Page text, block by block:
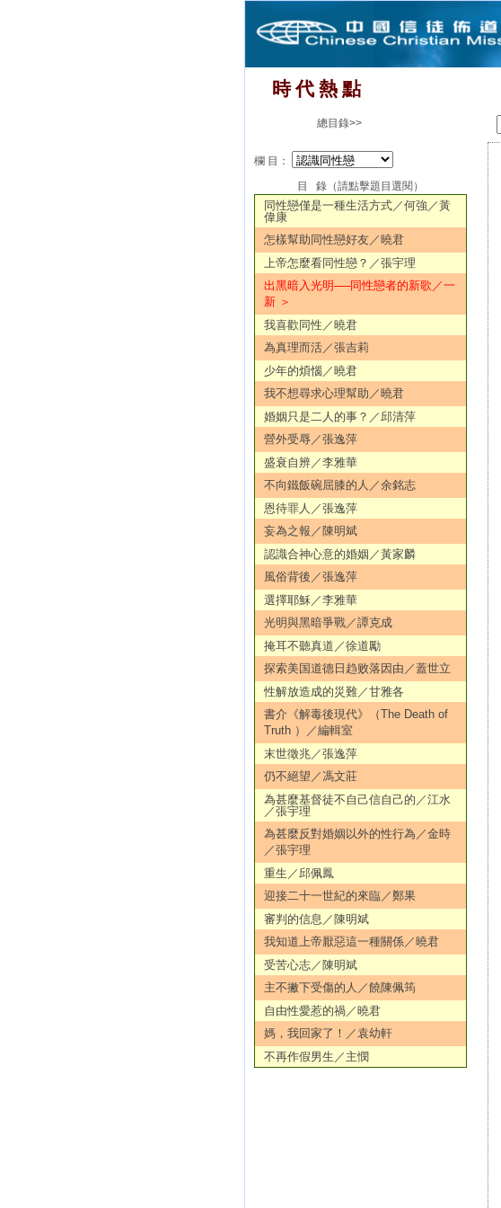
時 代 熱 點
總目錄>>
欄 目：
目 錄（請點擊題目選閱）
同性戀僅是一種生活方式／何強／黃
偉康
怎樣幫助同性戀好友／曉君
上帝怎麼看同性戀？／張宇理
出黑暗入光明──同性戀者的新歌／一
新 ＞
我喜歡同性／曉君
為真理而活／張吉莉
少年的煩惱／曉君
我不想尋求心理幫助／曉君
婚姻只是二人的事？／邱清萍
營外受辱／張逸萍
盛衰自辨／李雅華
不向鐵飯碗屈膝的人／余銘志
恩待罪人／張逸萍
妄為之報／陳明斌
認識合神心意的婚姻／黃家麟
風俗背後／張逸萍
選擇耶穌／李雅華
光明與黑暗爭戰／譚克成
掩耳不聽真道／徐道勵
探索美国道德日趋败落因由／蓋世立
性解放造成的災難／甘雅各
書介《解毒後現代》（The Death of
Truth ）／編輯室
末世徵兆／張逸萍
仍不絕望／馮文莊
為甚麼基督徒不自己信自己的／江水
／張宇理
為甚麼反對婚姻以外的性行為／金時
／張宇理
重生／邱佩鳳
迎接二十一世紀的來臨／鄭果
審判的信息／陳明斌
我知道上帝厭惡這一種關係／曉君
受苦心志／陳明斌
主不撇下受傷的人／饒陳佩筠
自由性愛惹的禍／曉君
媽，我回家了！／袁幼軒
不再作假男生／主憫